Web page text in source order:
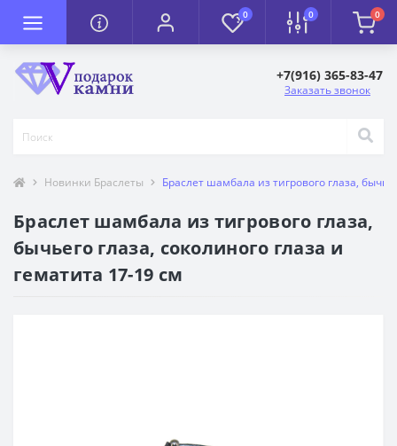
0 0 0
+7(916) 365-83-47
Заказать звонок
Новинки Браслеты Браслет шамбала из тигрового глаза,
Браслет шамбала из тигрового глаза,
бычьего глаза, соколиного глаза и
гематита 17-19 см